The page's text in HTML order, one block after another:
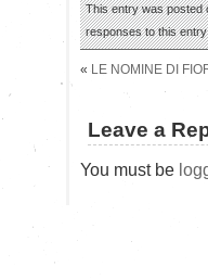
This entry was posted
responses to this
« LE NOMINE DI
Leave a
You must be